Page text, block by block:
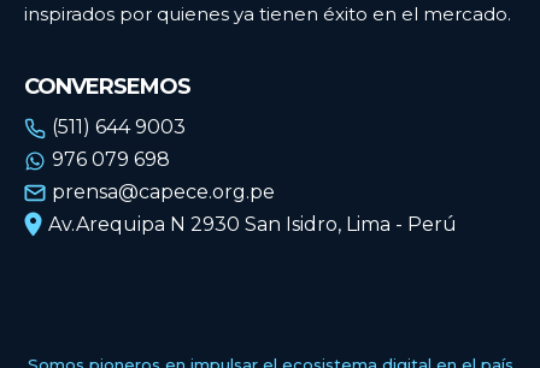
inspirados por quienes ya tienen éxito en el mercado.
CONVERSEMOS
(511) 644 9003
976 079 698
prensa@capece.org.pe
Av.Arequipa N 2930 San Isidro, Lima - Perú
Somos pioneros en impulsar el ecosistema digital en el país